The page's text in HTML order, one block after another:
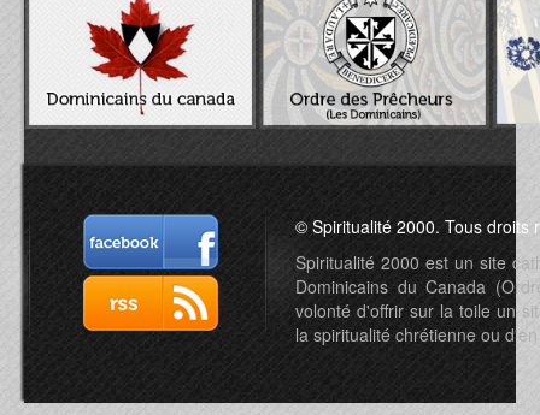
© Spiritualité 2000. Tous droits
Spiritualité 2000 est un site
Dominicains du Canada
volonté d'offrir sur la toile un
la spiritualité chrétienne ou